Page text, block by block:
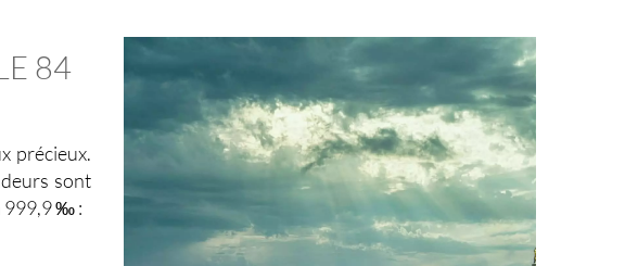
84
précieux.
sont
999,9 ‰ :